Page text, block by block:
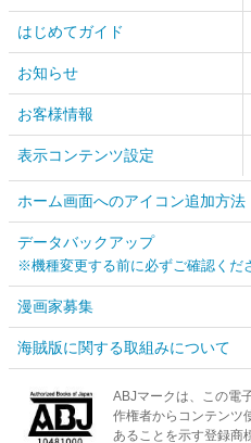
はじめてガイド
お知らせ
お客様情報
表示コンテンツ設定
ホーム画面へのアイコン追加方法
データバックアップ
※機種変更する前に必ずご確認くだ
漫画家募集
海賊版に関する取組みについて
ABJマークは、この電
作権者からコンテンツ
あることを示す登録商